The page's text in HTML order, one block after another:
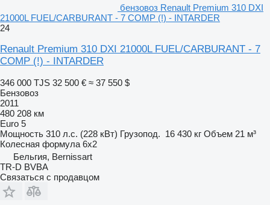
бензовоз Renault Premium 310 DXI
21000L FUEL/CARBURANT - 7 COMP (!) - INTARDER
24
Renault Premium 310 DXI 21000L FUEL/CARBURANT - 7
COMP (!) - INTARDER
346 000 TJS 32 500 € ≈ 37 550 $
Бензовоз
2011
480 208 км
Euro 5
Мощность 310 л.с. (228 кВт) Грузопод. 16 430 кг Объем 21 м³
Колесная формула 6x2
Бельгия, Bernissart
TR-D BVBA
Связаться с продавцом